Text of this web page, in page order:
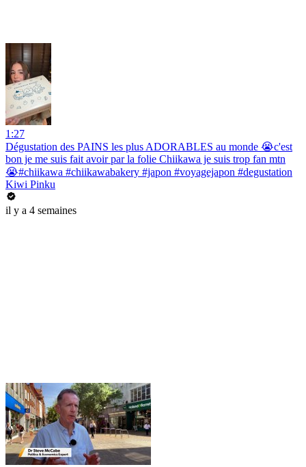
1:27
Dégustation des PAINS les plus ADORABLES au monde 😭c'est
bon je me suis fait avoir par la folie Chiikawa je suis trop fan mtn
😭#chiikawa #chiikawabakery #japon #voyagejapon #degustation
Kiwi Pinku
il y a 4 semaines